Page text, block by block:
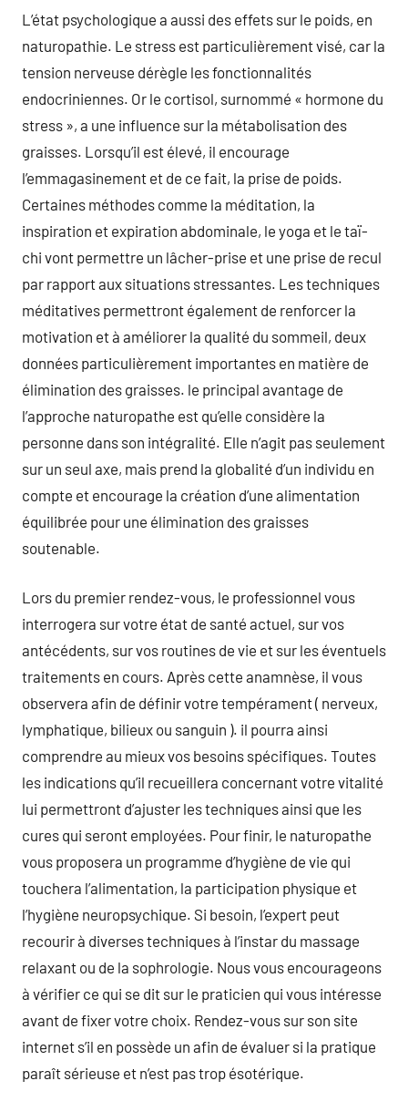
L’état psychologique a aussi des effets sur le poids, en
naturopathie. Le stress est particulièrement visé, car la
tension nerveuse dérègle les fonctionnalités
endocriniennes. Or le cortisol, surnommé « hormone du
stress », a une influence sur la métabolisation des
graisses. Lorsqu’il est élevé, il encourage
l’emmagasinement et de ce fait, la prise de poids.
Certaines méthodes comme la méditation, la
inspiration et expiration abdominale, le yoga et le taï-
chi vont permettre un lâcher-prise et une prise de recul
par rapport aux situations stressantes. Les techniques
méditatives permettront également de renforcer la
motivation et à améliorer la qualité du sommeil, deux
données particulièrement importantes en matière de
élimination des graisses. le principal avantage de
l’approche naturopathe est qu’elle considère la
personne dans son intégralité. Elle n’agit pas seulement
sur un seul axe, mais prend la globalité d’un individu en
compte et encourage la création d’une alimentation
équilibrée pour une élimination des graisses
soutenable.
Lors du premier rendez-vous, le professionnel vous
interrogera sur votre état de santé actuel, sur vos
antécédents, sur vos routines de vie et sur les éventuels
traitements en cours. Après cette anamnèse, il vous
observera afin de définir votre tempérament ( nerveux,
lymphatique, bilieux ou sanguin ). il pourra ainsi
comprendre au mieux vos besoins spécifiques. Toutes
les indications qu’il recueillera concernant votre vitalité
lui permettront d’ajuster les techniques ainsi que les
cures qui seront employées. Pour finir, le naturopathe
vous proposera un programme d’hygiène de vie qui
touchera l’alimentation, la participation physique et
l’hygiène neuropsychique. Si besoin, l’expert peut
recourir à diverses techniques à l’instar du massage
relaxant ou de la sophrologie. Nous vous encourageons
à vérifier ce qui se dit sur le praticien qui vous intéresse
avant de fixer votre choix. Rendez-vous sur son site
internet s’il en possède un afin de évaluer si la pratique
paraît sérieuse et n’est pas trop ésotérique.